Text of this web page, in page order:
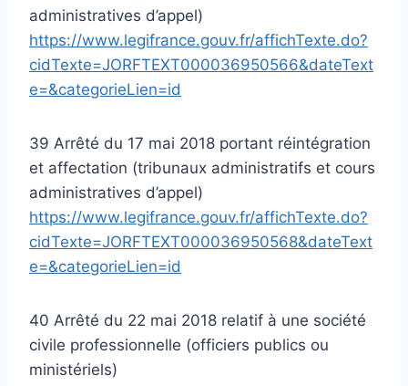
administratives d’appel)
https://www.legifrance.gouv.fr/affichTexte.do?
cidTexte=JORFTEXT000036950566&dateText
e=&categorieLien=id
39 Arrêté du 17 mai 2018 portant réintégration
et affectation (tribunaux administratifs et cours
administratives d’appel)
https://www.legifrance.gouv.fr/affichTexte.do?
cidTexte=JORFTEXT000036950568&dateText
e=&categorieLien=id
40 Arrêté du 22 mai 2018 relatif à une société
civile professionnelle (officiers publics ou
ministériels)